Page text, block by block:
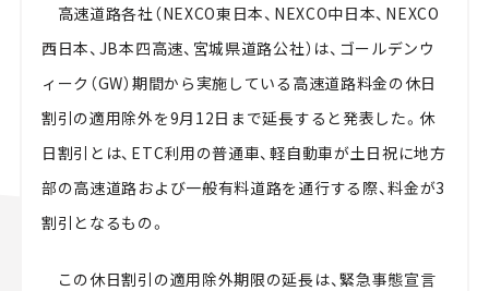
高速道路各社（NEXCO東日本、NEXCO中日本、NEXCO
西日本、JB本四高速、宮城県道路公社）は、ゴールデンウ
ィーク（GW）期間から実施している高速道路料金の休日
割引の適用除外を9月12日まで延長すると発表した。休
日割引とは、ETC利用の普通車、軽自動車が土日祝に地方
部の高速道路および一般有料道路を通行する際、料金が3
割引となるもの。
この休日割引の適用除外期限の延長は、緊急事態宣言